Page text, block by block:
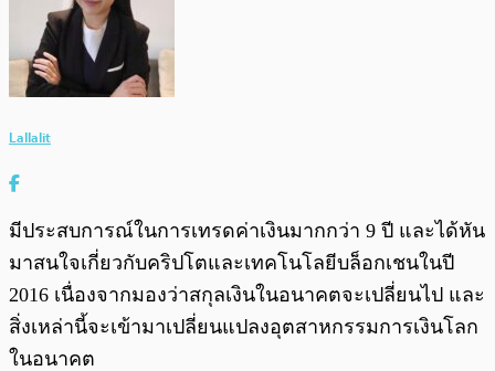
Lallalit
มีประสบการณ์ในการเทรดค่าเงินมากกว่า 9 ปี และได้หัน
มาสนใจเกี่ยวกับคริปโตและเทคโนโลยีบล็อกเชนในปี
2016 เนื่องจากมองว่าสกุลเงินในอนาคตจะเปลี่ยนไป และ
สิ่งเหล่านี้จะเข้ามาเปลี่ยนแปลงอุตสาหกรรมการเงินโลก
ในอนาคต